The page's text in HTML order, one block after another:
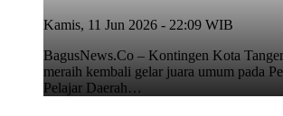
Kamis, 11 Jun 2026 - 22:09 WIB
BagusNews.Co – Kontingen Kota
meraih kembali gelar juara umum pada
Pelajar Daerah…